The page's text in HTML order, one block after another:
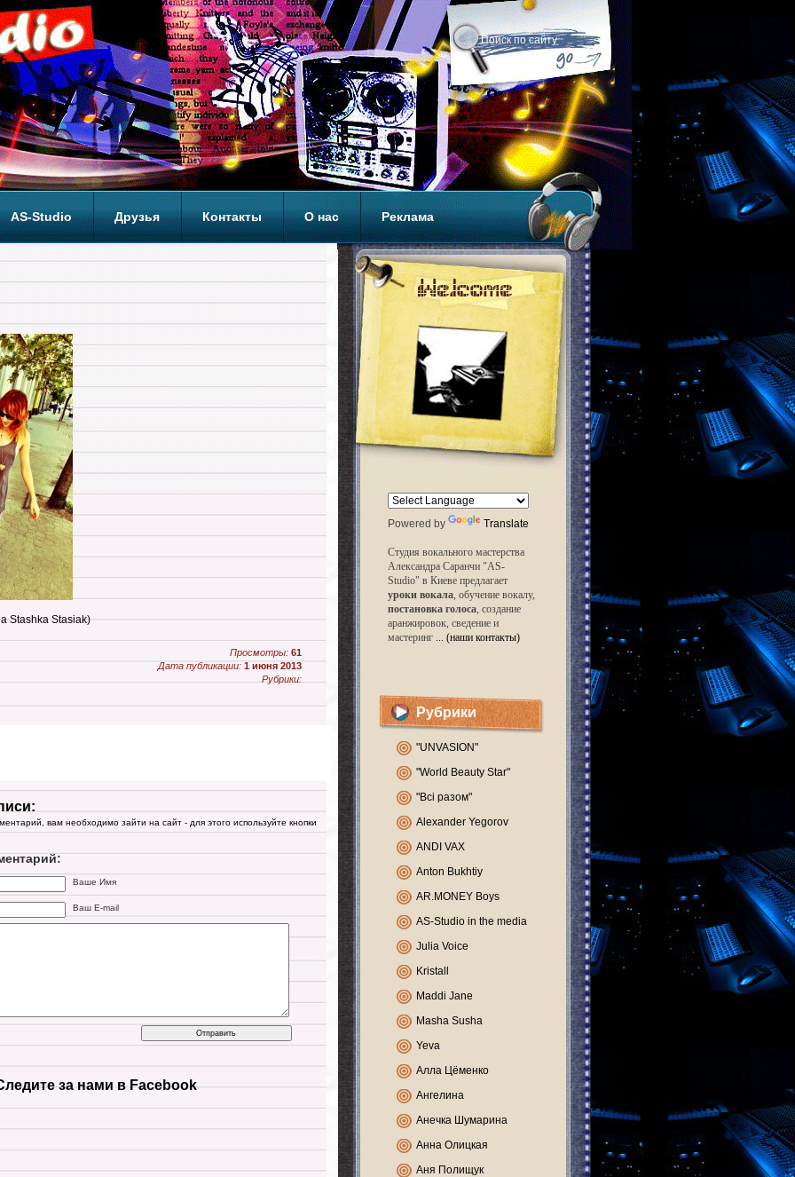
AS-Studio Друзья Контакты О нас Реклама
Stashka Stasiak)
Просмотры: 61
Дата публикации: 1 июня 2013
Рубрики:
вам необходимо зайти на сайт - для этого используйте кнопки
Ваше Имя
Ваш E-mail
за нами в Facebook
Powered by Translate
Студия вокального мастерства
Александра Саранчи "AS-
Studio" в Киеве предлагает
уроки вокала, обучение вокалу,
постановка голоса, создание
аранжировок, сведение и
мастеринг ... (наши контакты)
Рубрики
"UNVASION"
"World Beauty Star"
"Всі разом"
Alexander Yegorov
ANDI VAX
Anton Bukhtiy
AR.MONEY Boys
AS-Studio in the media
Julia Voice
Kristall
Maddi Jane
Masha Susha
Yeva
Алла Цёменко
Ангелина
Анечка Шумарина
Анна Олицкая
Аня Полищук